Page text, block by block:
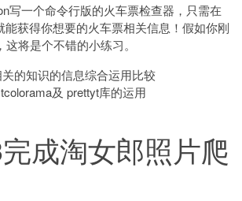
写一个命令行版的火车票检查器，只需在
能获得你想要的火车票相关信息！假如你刚
将是个不错的小练习。
的知识的信息综合运用比较
及 prettyt库的运用
成淘女郎照片爬